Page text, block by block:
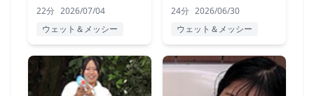
22分 2026/07/04
ウェット＆メッシー
24分 2026/06/30
ウェット＆メッシー